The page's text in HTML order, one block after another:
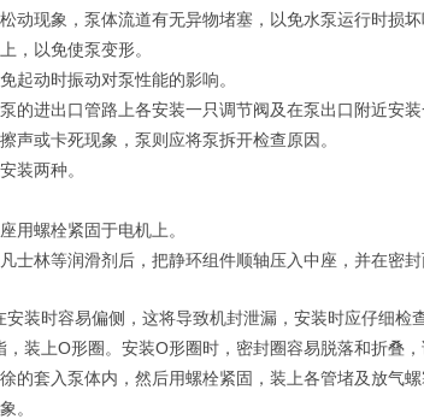
动现象，泵体流道有无异物堵塞，以免水泵运行时损坏
，以免使泵变形。
起动时振动对泵性能的影响。
的进出口管路上各安装一只调节阀及在泵出口附近安装
声或卡死现象，泵则应将泵拆开检查原因。
装两种。
用螺栓紧固于电机上。
士林等润滑剂后，把静环组件顺轴压入中座，并在密
装时容易偏侧，这将导致机封泄漏，安装时应仔细检查
，装上O形圈。安装O形圈时，密封圈容易脱落和折叠
的套入泵体内，然后用螺栓紧固，装上各管堵及放气螺
。